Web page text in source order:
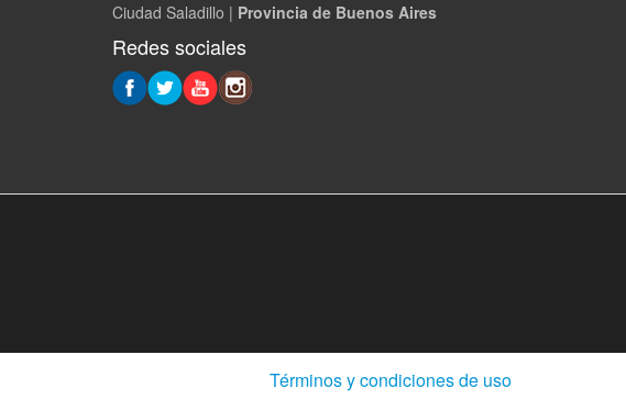
Ciudad Saladillo | Provincia de Buenos Aires
Redes sociales
Términos y condiciones de uso(Abre